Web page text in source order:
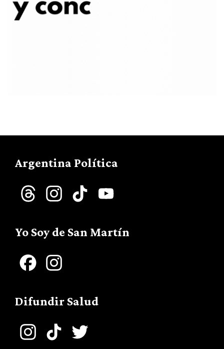
Argentina Política
Threads InstagramTikTok
Yo Soy de San Martín
Facebook
Difundir Salud
InstagramTikTok